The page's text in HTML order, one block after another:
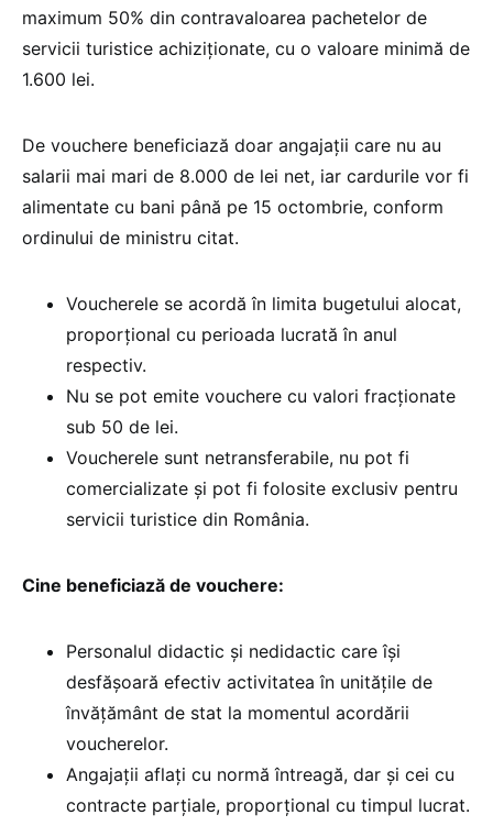
maximum 50% din contravaloarea pachetelor de
servicii turistice achiziționate, cu o valoare minimă de
1.600 lei.
De vouchere beneficiază doar angajații care nu au
salarii mai mari de 8.000 de lei net, iar cardurile vor fi
alimentate cu bani până pe 15 octombrie, conform
ordinului de ministru citat.
Voucherele se acordă în limita bugetului alocat,
proporțional cu perioada lucrată în anul
respectiv.
Nu se pot emite vouchere cu valori fracționate
sub 50 de lei.
Voucherele sunt netransferabile, nu pot fi
comercializate și pot fi folosite exclusiv pentru
servicii turistice din România.
Cine beneficiază de vouchere:
Personalul didactic și nedidactic care își
desfășoară efectiv activitatea în unitățile de
învățământ de stat la momentul acordării
voucherelor.
Angajații aflați cu normă întreagă, dar și cei cu
contracte parțiale, proporțional cu timpul lucrat.